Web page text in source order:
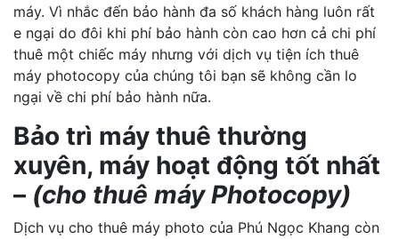
máy. Vì nhắc đến bảo hành đa số khách hàng luôn rất
e ngại do đôi khi phí bảo hành còn cao hơn cả chi phí
thuê một chiếc máy nhưng với dịch vụ tiện ích thuê
máy photocopy của chúng tôi bạn sẽ không cần lo
ngại về chi phí bảo hành nữa.
Bảo trì máy thuê thường
xuyên, máy hoạt động tốt nhất
– (cho thuê máy Photocopy)
Dịch vụ cho thuê máy photo của Phú Ngọc Khang còn